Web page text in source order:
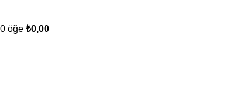
0 öğe ₺0,00